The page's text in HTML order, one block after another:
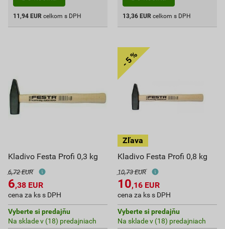
11,94 EUR celkom s DPH 13,36 EUR celkom s DPH
Kladivo Festa Profi 0,3 kg
6,72 EUR
6,38 EUR
cena za ks s DPH
Vyberte si predajňu
Na sklade v (18) predajniach
Kladivo Festa Profi 0,8 kg
10,73 EUR
10,16 EUR
cena za ks s DPH
Vyberte si predajňu
Na sklade v (18) predajniach